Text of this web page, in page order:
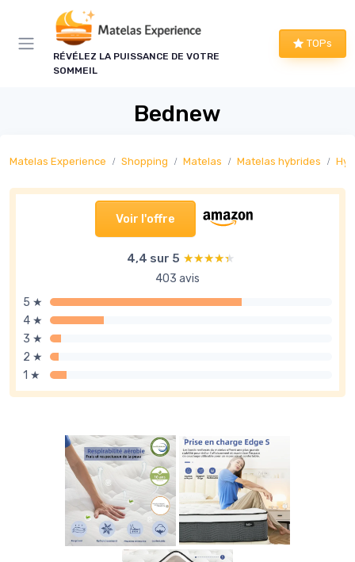
RÉVÉLEZ LA PUISSANCE DE VOTRE
SOMMEIL
TOPs
Bednew
Matelas Experience Shopping Matelas Matelas hybrides
Voir l'offre
4,4 sur 5 ★★★★★
★★★★★
403 avis
5 ★
4 ★
3 ★
2 ★
1 ★
Panneau de gestion des cookies